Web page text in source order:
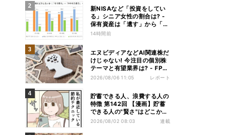
新NISAなど「投資をしてい
る」シニア女性の割合は? -
保有資産は「遺す」から「使
い切る」へ価値観がシフトか
14時間前
エヌビディアなどAI関連株だ
けじゃない! 今注目の個別株
テーマと有望業界は? - FP解
説
2026/08/06 11:05 レポート
貯蓄できる人、浪費する人の
特徴 第142回 【漫画】貯蓄
できる人の"賢さ"はどこか
ら? スーパーでの意外な習慣
2026/08/02 08:03 連載